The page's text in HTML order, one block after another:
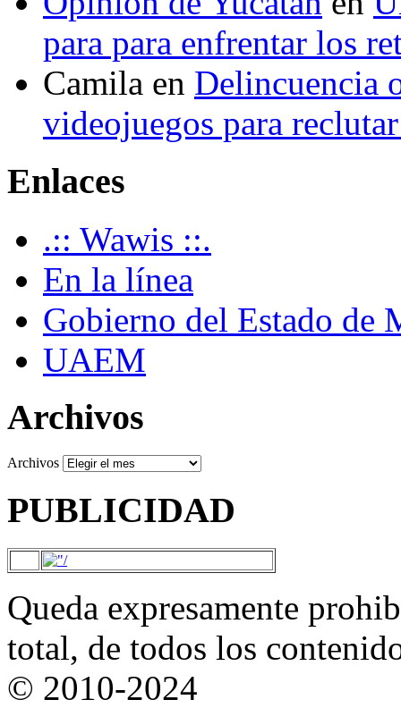
para para enfrentar los
Camila en Delincuencia
videojuegos para
Enlaces
.:: Wawis ::.
En la línea
Gobierno del Estado de
UAEM
Archivos
Archivos
PUBLICIDAD
Queda expresamente
total, de todos los
© 2010-2024